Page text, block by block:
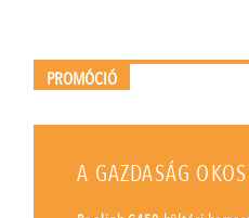
PROMÓCIÓ
A GAZDASÁG